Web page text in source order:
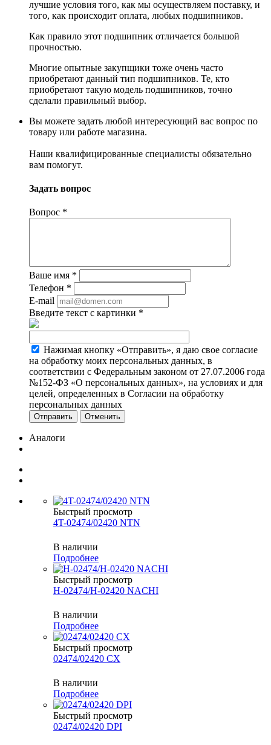
лучшие условия того, как мы осуществляем поставку, и
того, как происходит оплата, любых подшипников.
Как правило этот подшипник отличается большой
прочностью.
Многие опытные закупщики тоже очень часто
приобретают данный тип подшипников. Те, кто
приобретают такую модель подшипников, точно
сделали правильный выбор.
Вы можете задать любой интересующий вас вопрос по
товару или работе магазина.
Наши квалифицированные специалисты обязательно
вам помогут.
Задать вопрос
Вопрос *
Ваше имя *
Телефон *
E-mail
Введите текст с картинки *
Нажимая кнопку «Отправить», я даю свое согласие
на обработку моих персональных данных, в
соответствии с Федеральным законом от 27.07.2006 года
№152-ФЗ «О персональных данных», на условиях и для
целей, определенных в Согласии на обработку
персональных данных
Отменить
Аналоги
Быстрый просмотр
4T-02474/02420 NTN
В наличии
Подробнее
Быстрый просмотр
H-02474/H-02420 NACHI
В наличии
Подробнее
Быстрый просмотр
02474/02420 CX
В наличии
Подробнее
Быстрый просмотр
02474/02420 DPI